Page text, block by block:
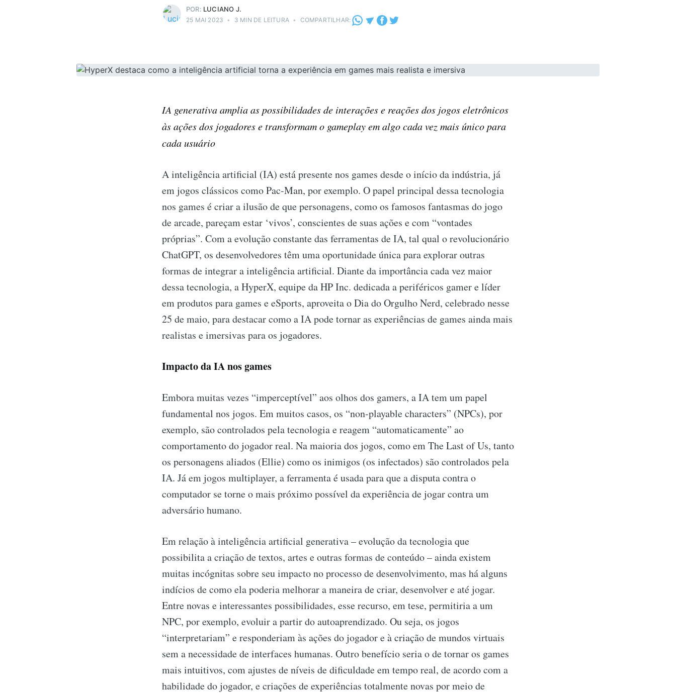
POR: LUCIANO J.
25 MAI 2023 • 3 MIN DE LEITURA • COMPARTILHAR:
IA generativa amplia as possibilidades de interações e reações dos jogos eletrônicos
às ações dos jogadores e transformam o gameplay em algo cada vez mais único para
cada usuário
A inteligência artificial (IA) está presente nos games desde o início da indústria, já
em jogos clássicos como Pac-Man, por exemplo. O papel principal dessa tecnologia
nos games é criar a ilusão de que personagens, como os famosos fantasmas do jogo
de arcade, pareçam estar ‘vivos’, conscientes de suas ações e com “vontades
próprias”. Com a evolução constante das ferramentas de IA, tal qual o revolucionário
ChatGPT, os desenvolvedores têm uma oportunidade única para explorar outras
formas de integrar a inteligência artificial. Diante da importância cada vez maior
dessa tecnologia, a HyperX, equipe da HP Inc. dedicada a periféricos gamer e líder
em produtos para games e eSports, aproveita o Dia do Orgulho Nerd, celebrado nesse
25 de maio, para destacar como a IA pode tornar as experiências de games ainda mais
realistas e imersivas para os jogadores.
Impacto da IA nos games
Embora muitas vezes “imperceptível” aos olhos dos gamers, a IA tem um papel
fundamental nos jogos. Em muitos casos, os “non-playable characters” (NPCs), por
exemplo, são controlados pela tecnologia e reagem “automaticamente” ao
comportamento do jogador real. Na maioria dos jogos, como em The Last of Us, tanto
os personagens aliados (Ellie) como os inimigos (os infectados) são controlados pela
IA. Já em jogos multiplayer, a ferramenta é usada para que a disputa contra o
computador se torne o mais próximo possível da experiência de jogar contra um
adversário humano.
Em relação à inteligência artificial generativa – evolução da tecnologia que
possibilita a criação de textos, artes e outras formas de conteúdo – ainda existem
muitas incógnitas sobre seu impacto no processo de desenvolvimento, mas há alguns
indícios de como ela poderia melhorar a maneira de criar, desenvolver e até jogar.
Entre novas e interessantes possibilidades, esse recurso, em tese, permitiria a um
NPC, por exemplo, evoluir a partir do autoaprendizado. Ou seja, os jogos
“interpretariam” e responderiam às ações do jogador e à criação de mundos virtuais
sem a necessidade de interfaces humanas. Outro benefício seria o de tornar os games
mais intuitivos, com ajustes de níveis de dificuldade em tempo real, de acordo com a
habilidade do jogador, e criações de experiências totalmente novas por meio de